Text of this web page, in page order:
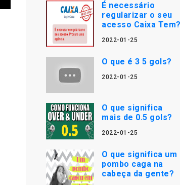
É necessário
regularizar o seu
acesso Caixa Tem?
2022-01-25
O que é 3 5 gols?
2022-01-25
O que significa
mais de 0.5 gols?
2022-01-25
O que significa um
pombo caga na
cabeça da gente?